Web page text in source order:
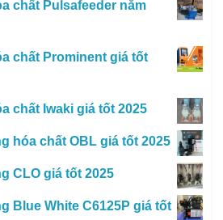
chất Pulsafeeder năm
chất Prominent giá tốt
chất Iwaki giá tốt 2025
hóa chất OBL giá tốt 2025
CLO giá tốt 2025
Blue White C6125P giá tốt